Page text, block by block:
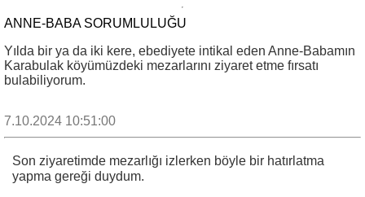
ANNE-BABA SORUMLULUĞU
Yılda bir ya da iki kere, ebediyete intikal eden Anne-Babamın
Karabulak köyümüzdeki mezarlarını ziyaret etme fırsatı
bulabiliyorum.
7.10.2024 10:51:00
Son ziyaretimde mezarlığı izlerken böyle bir hatırlatma
yapma gereği duydum.